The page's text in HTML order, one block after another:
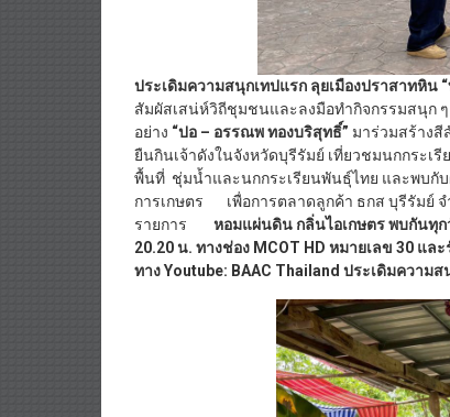
ประเดิมความสนุกเทปแรก ลุยเมืองปราสาทหิน “
สัมผัสเสน่ห์วิถีชุมชนและลงมือทำกิจกรรมสนุก
อย่าง “ปอ – อรรณพ ทองบริสุทธิ์” มาร่วมสร้างสี
ยืนกินเจ้าดังในจังหวัดบุรีรัมย์ เที่ยวชมนกกระ
พื้นที่ ชุ่มน้ำและนกกระเรียนพันธุ์ไทย และพบกั
การเกษตร เพื่อการตลาดลูกค้า ธกส บุรีรัมย์ จ
รายการ หอมแผ่นดิน กลิ่นไอเกษตร พบกันทุก
20.20น. ทางช่อง MCOT HD หมายเลข 30 แล
ทางYoutube: BAAC Thailand ประเดิมความส